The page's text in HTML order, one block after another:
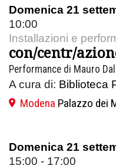
Domenica 21
10:00
Installazioni e
con/centr/
Performance di Mauro
A cura di: Biblioteca
Modena Palazzo dei
Domenica 21
15:00 - 17:00